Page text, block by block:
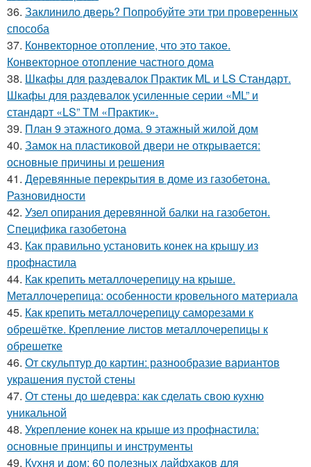
36. Заклинило дверь? Попробуйте эти три проверенных
способа
37. Конвекторное отопление, что это такое.
Конвекторное отопление частного дома
38. Шкафы для раздевалок Практик ML и LS Стандарт.
Шкафы для раздевалок усиленные серии «ML” и
стандарт «LS” ТМ «Практик».
39. План 9 этажного дома. 9 этажный жилой дом
40. Замок на пластиковой двери не открывается:
основные причины и решения
41. Деревянные перекрытия в доме из газобетона.
Разновидности
42. Узел опирания деревянной балки на газобетон.
Специфика газобетона
43. Как правильно установить конек на крышу из
профнастила
44. Как крепить металлочерепицу на крыше.
Металлочерепица: особенности кровельного материала
45. Как крепить металлочерепицу саморезами к
обрешётке. Крепление листов металлочерепицы к
обрешетке
46. От скульптур до картин: разнообразие вариантов
украшения пустой стены
47. От стены до шедевра: как сделать свою кухню
уникальной
48. Укрепление конек на крыше из профнастила:
основные принципы и инструменты
49. Кухня и дом: 60 полезных лайфхаков для